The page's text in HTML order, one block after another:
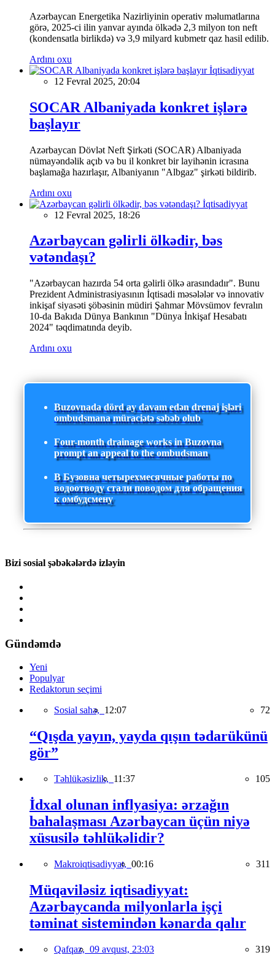
Azərbaycan Energetika Nazirliyinin operativ məlumatlarına
görə, 2025-ci ilin yanvar ayında ölkədə 2,3 milyon ton neft
(kondensatla birlikdə) və 3,9 milyard kubmetr qaz hasil edilib.
Ardını oxu
İqtisadiyyat
12 Fevral 2025, 20:04
SOCAR Albaniyada konkret işlərə
başlayır
Azərbaycan Dövlət Neft Şirkəti (SOCAR) Albaniyada
nümayəndəlik açıb və bu il konkret bir layihənin icrasına
başlamağa hazırlaşır, Albaniyanın "Albgaz" şirkəti bildirib.
Ardını oxu
İqtisadiyyat
12 Fevral 2025, 18:26
Azərbaycan gəlirli ölkədir, bəs
vətəndaşı?
"Azərbaycan hazırda 54 orta gəlirli ölkə arasındadır". Bunu
Prezident Administrasiyasının İqtisadi məsələlər və innovativ
inkişaf siyasəti şöbəsinin müdiri Şahmar Mövsümov fevralın
10-da Bakıda Dünya Bankının "Dünya İnkişaf Hesabatı
2024" təqdimatında deyib.
Ardını oxu
Buzovnada dörd ay davam edən drenaj işləri
ombudsmana müraciətə səbəb olub
Four-month drainage works in Buzovna
prompt an appeal to the ombudsman
В Бузовна четырехмесячные работы по
водоотводу стали поводом для обращения
к омбудсмену
Bizi sosial şəbəkələrdə izləyin
Gündəmdə
Yeni
Populyar
Redaktorun seçimi
Sosial sahə, 12:07 72
“Qışda yayın, yayda qışın tədarükünü
gör”
Təhlükəsizlik, 11:37 105
İdxal olunan inflyasiya: ərzağın
bahalaşması Azərbaycan üçün niyə
xüsusilə təhlükəlidir?
Makroiqtisadiyyat, 00:16 311
Müqaviləsiz iqtisadiyyat:
Azərbaycanda milyonlarla işçi
təminat sistemindən kənarda qalır
Qafqaz, 09 avqust, 23:03 319